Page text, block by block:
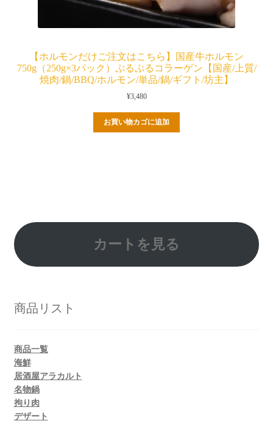
【ホルモンだけご注文はこちら】国産牛ホルモン
750g（250g×3パック）ぷるぷるコラーゲン【国産/上質/
焼肉/鍋/BBQ/ホルモン/単品/鍋/ギフト/坊主】
¥3,480
お買い物カゴに追加
カートを見る
商品リスト
商品一覧
海鮮
居酒屋アラカルト
名物鍋
拘り肉
デザート